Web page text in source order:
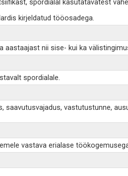
spordialal kasutatavatest
kirjeldatud tööosadega.
nii sise- kui ka
spordialale.
vastutustunne,
vastava erialase